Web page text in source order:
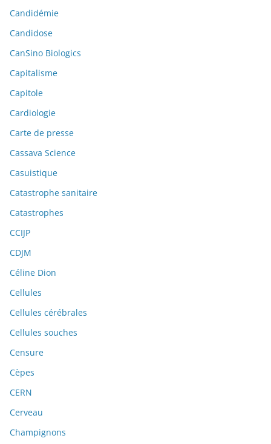
Candidémie
Candidose
CanSino Biologics
Capitalisme
Capitole
Cardiologie
Carte de presse
Cassava Science
Casuistique
Catastrophe sanitaire
Catastrophes
CCIJP
CDJM
Céline Dion
Cellules
Cellules cérébrales
Cellules souches
Censure
Cèpes
CERN
Cerveau
Champignons